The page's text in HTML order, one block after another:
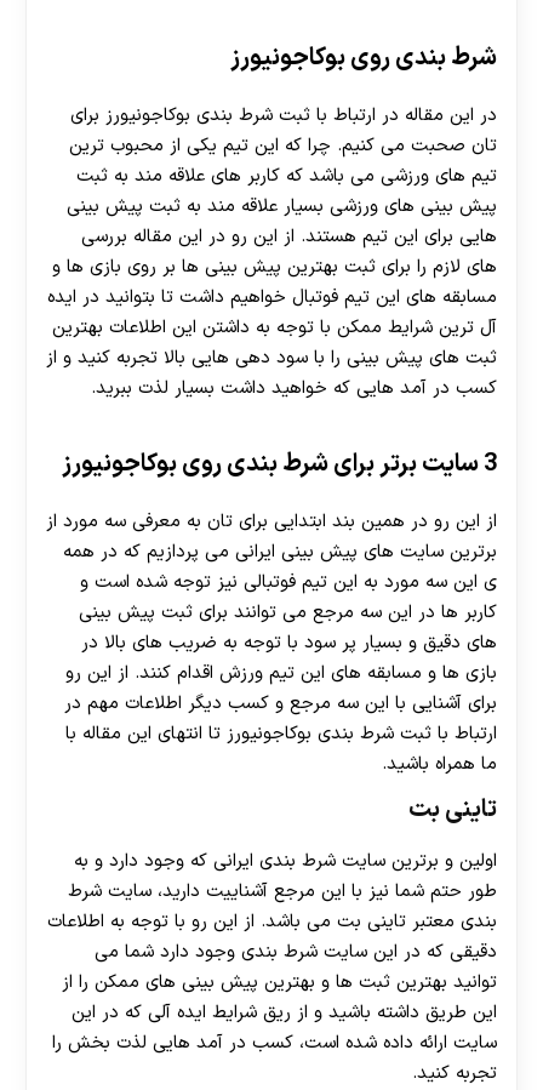
شرط بندی روی بوکاجونیورز
در این مقاله در ارتباط با ثبت شرط بندی بوکاجونیورز برای
تان صحبت می کنیم. چرا که این تیم یکی از محبوب ترین
تیم های ورزشی می باشد که کاربر های علاقه مند به ثبت
پیش بینی های ورزشی بسیار علاقه مند به ثبت پیش بینی
هایی برای این تیم هستند. از این رو در این مقاله بررسی
های لازم را برای ثبت بهترین پیش بینی ها بر روی بازی ها و
مسابقه های این تیم فوتبال خواهیم داشت تا بتوانید در ایده
آل ترین شرایط ممکن با توجه به داشتن این اطلاعات بهترین
ثبت های پیش بینی را با سود دهی هایی بالا تجربه کنید و از
کسب در آمد هایی که خواهید داشت بسیار لذت ببرید.
3 سایت برتر برای شرط بندی روی بوکاجونیورز
از این رو در همین بند ابتدایی برای تان به معرفی سه مورد از
برترین سایت های پیش بینی ایرانی می پردازیم که در همه
ی این سه مورد به این تیم فوتبالی نیز توجه شده است و
کاربر ها در این سه مرجع می توانند برای ثبت پیش بینی
های دقیق و بسیار پر سود با توجه به ضریب های بالا در
بازی ها و مسابقه های این تیم ورزش اقدام کنند. از این رو
برای آشنایی با این سه مرجع و کسب دیگر اطلاعات مهم در
ارتباط با ثبت شرط بندی بوکاجونیورز تا انتهای این مقاله با
ما همراه باشید.
تاینی بت
اولین و برترین سایت شرط بندی ایرانی که وجود دارد و به
طور حتم شما نیز با این مرجع آشناییت دارید، سایت شرط
بندی معتبر تاینی بت می باشد. از این رو با توجه به اطلاعات
دقیقی که در این سایت شرط بندی وجود دارد شما می
توانید بهترین ثبت ها و بهترین پیش بینی های ممکن را از
این طریق داشته باشید و از ریق شرایط ایده آلی که در این
سایت ارائه داده شده است، کسب در آمد هایی لذت بخش را
تجربه کنید.